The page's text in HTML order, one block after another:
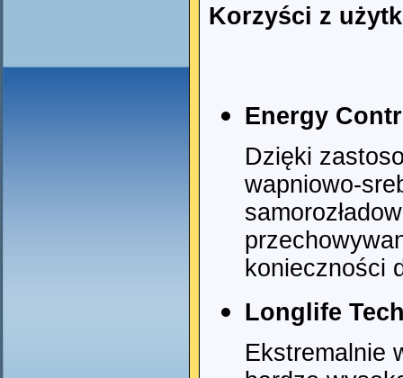
Korzyści z
Energy
Dzięki
wapniowo-
konieczności
Longlife
Ekstremalnie